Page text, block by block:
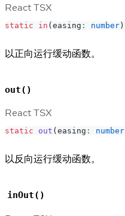
React TSX
static in ( easing : number )
以正向运行缓动函数。
out()
React TSX
static out ( easing : number
以反向运行缓动函数。
inOut()